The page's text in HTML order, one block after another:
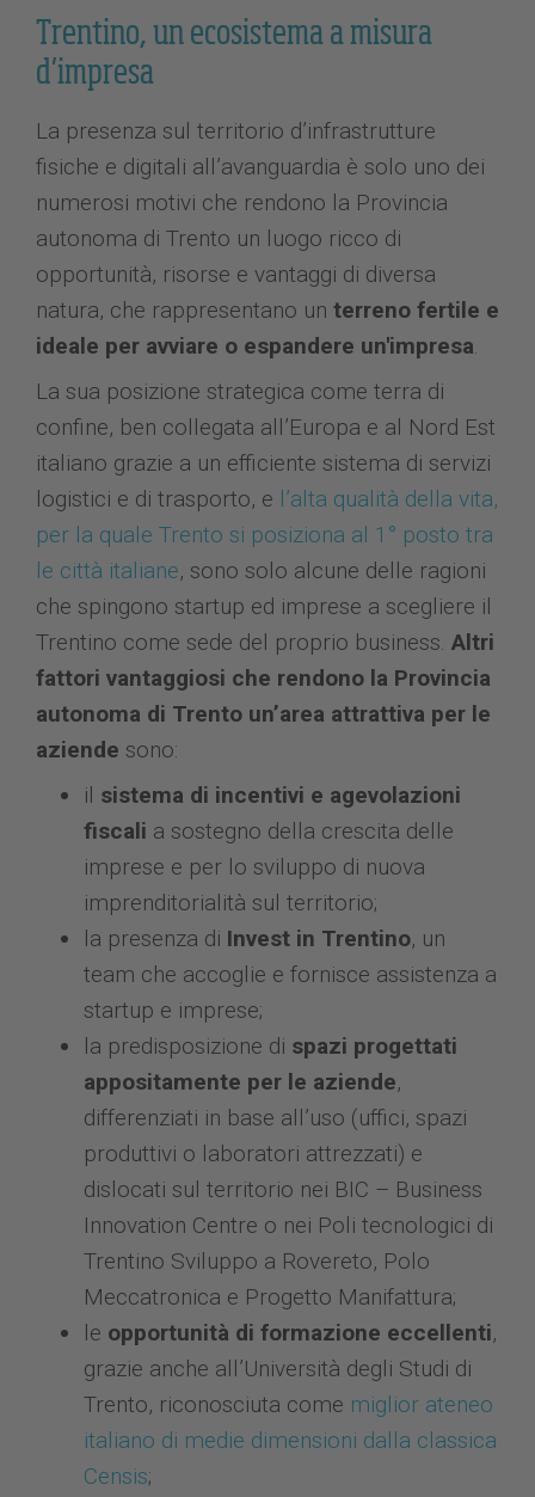
Trentino, un ecosistema a misura
d’impresa
La presenza sul territorio d’infrastrutture
fisiche e digitali all’avanguardia è solo uno dei
numerosi motivi che rendono la Provincia
autonoma di Trento un luogo ricco di
opportunità, risorse e vantaggi di diversa
natura, che rappresentano un terreno fertile e
ideale per avviare o espandere un'impresa.
La sua posizione strategica come terra di
confine, ben collegata all’Europa e al Nord Est
italiano grazie a un efficiente sistema di servizi
logistici e di trasporto, e l’alta qualità della vita,
per la quale Trento si posiziona al 1° posto tra
le città italiane, sono solo alcune delle ragioni
che spingono startup ed imprese a scegliere il
Trentino come sede del proprio business. Altri
fattori vantaggiosi che rendono la Provincia
autonoma di Trento un’area attrattiva per le
aziende sono:
il sistema di incentivi e agevolazioni
fiscali a sostegno della crescita delle
imprese e per lo sviluppo di nuova
imprenditorialità sul territorio;
la presenza di Invest in Trentino, un
team che accoglie e fornisce assistenza a
startup e imprese;
la predisposizione di spazi progettati
appositamente per le aziende,
differenziati in base all’uso (uffici, spazi
produttivi o laboratori attrezzati) e
dislocati sul territorio nei BIC – Business
Innovation Centre o nei Poli tecnologici di
Trentino Sviluppo a Rovereto, Polo
Meccatronica e Progetto Manifattura;
le opportunità di formazione eccellenti,
grazie anche all’Università degli Studi di
Trento, riconosciuta come miglior ateneo
italiano di medie dimensioni dalla classica
Censis;